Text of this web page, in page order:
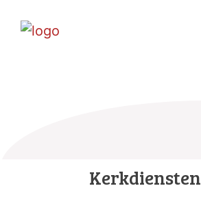
Kerkdiensten